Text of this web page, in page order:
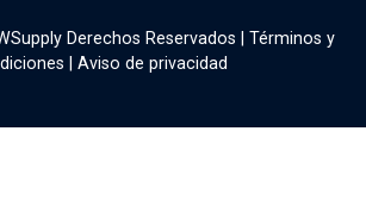
Derechos Reservados | Términos y
Aviso de privacidad